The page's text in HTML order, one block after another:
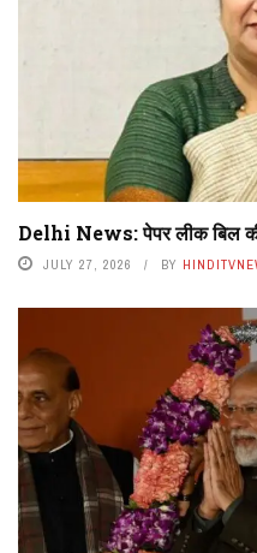
Delhi News: पेपर लीक बिल की
JULY 27, 2026 BY